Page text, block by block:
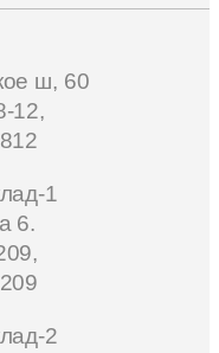
ш, 60
12,
1
6.
2